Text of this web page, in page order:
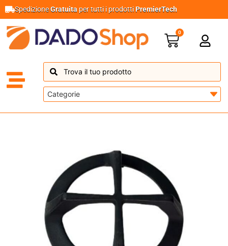
SpedizioneGratuita per tutti i prodottiPremierTech
0